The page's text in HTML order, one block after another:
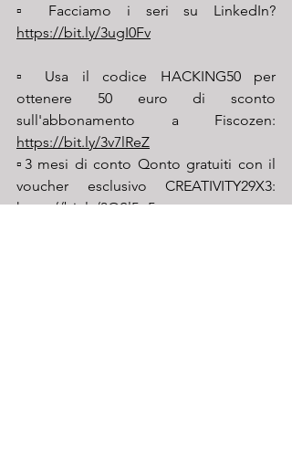
https://bit.ly/3ugI0Fv
▫️ Usa il codice HACKING50 per
ottenere 50 euro di sconto
https://bit.ly/3v7lReZ
▫️3 mesi di conto Qonto gratuiti con il
https://bit.ly/3OSl5g5